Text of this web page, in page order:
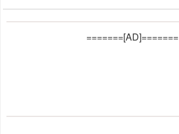
=======[AD]=======